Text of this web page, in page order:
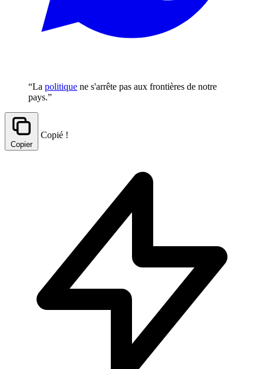
“La politique ne s'arrête pas aux frontières de notre
pays.”
Copier
Copié !